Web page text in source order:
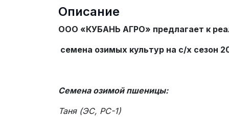
Описание
ООО «КУБАНЬ АГРО» предлагает к
семена озимых культур на c/х сезон
Семена озимой пшеницы:
Таня (ЭС, РС-1)